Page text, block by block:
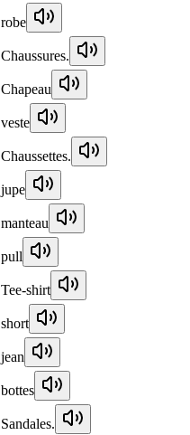
robe
Chaussures.
Chapeau
veste
Chaussettes.
jupe
manteau
pull
Tee-shirt
short
jean
bottes
Sandales.